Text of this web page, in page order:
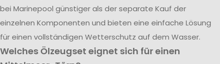
bei Marinepool günstiger als der separate Kauf der
einzelnen Komponenten und bieten eine einfache Lösung
für einen vollständigen Wetterschutz auf dem Wasser.
Welches Ölzeugset eignet sich für einen